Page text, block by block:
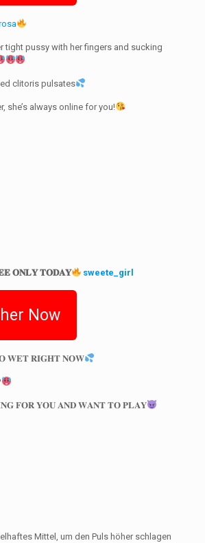
tight pussy with her fingers and sucking
clitoris pulsates
she’s always online for you!
𝐎𝐍𝐋𝐘 𝐓𝐎𝐃𝐀𝐘 sweete_girl
Now
𝐖𝐄𝐓 𝐑𝐈𝐆𝐇𝐓 𝐍𝐎𝐖
𝐅𝐎𝐑 𝐘𝐎𝐔 𝐀𝐍𝐃 𝐖𝐀𝐍𝐓 𝐓𝐎 𝐏𝐋𝐀𝐘
Mittel, um den Puls höher schlagen